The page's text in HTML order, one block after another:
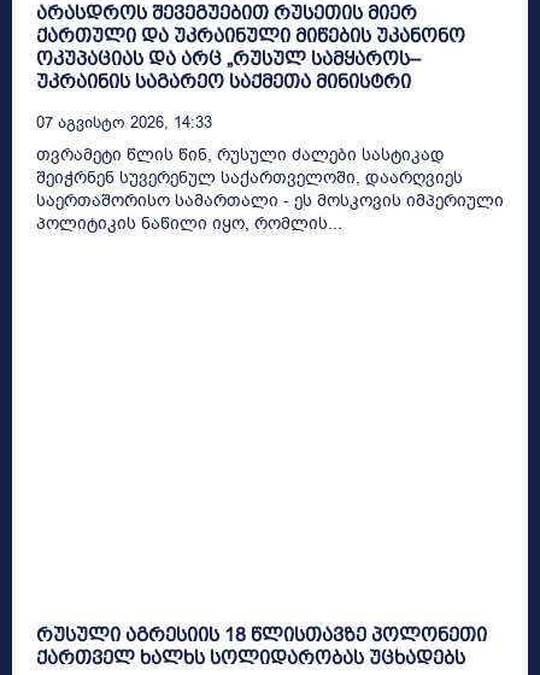
არასდროს შევეგუებით რუსეთის მიერ
ქართული და უკრაინული მიწების უკანონო
ოკუპაციას და არც „რუსულ სამყაროს–
უკრაინის საგარეო საქმეთა მინისტრი
07 Აგვისტო 2026, 14:33
თვრამეტი წლის წინ, რუსული ძალები სასტიკად
შეიჭრნენ სუვერენულ საქართველოში, დაარღვიეს
საერთაშორისო სამართალი - ეს მოსკოვის იმპერიული
პოლიტიკის ნაწილი იყო, რომლის...
რუსული აგრესიის 18 წლისთავზე პოლონეთი
ქართველ ხალხს სოლიდარობას უცხადებს